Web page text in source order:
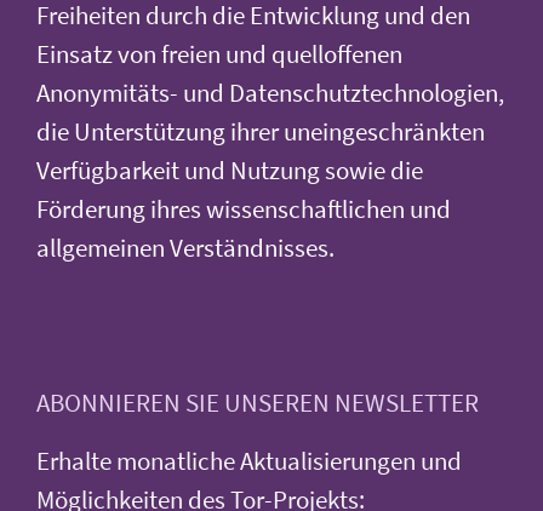
Freiheiten durch die Entwicklung und den
Einsatz von freien und quelloffenen
Anonymitäts- und Datenschutztechnologien,
die Unterstützung ihrer uneingeschränkten
Verfügbarkeit und Nutzung sowie die
Förderung ihres wissenschaftlichen und
allgemeinen Verständnisses.
ABONNIEREN SIE UNSEREN NEWSLETTER
Erhalte monatliche Aktualisierungen und
Möglichkeiten des Tor-Projekts: